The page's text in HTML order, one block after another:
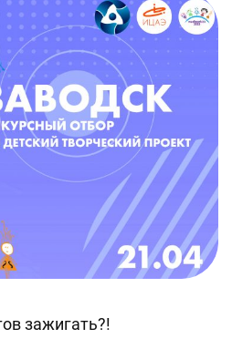
зажигать?!